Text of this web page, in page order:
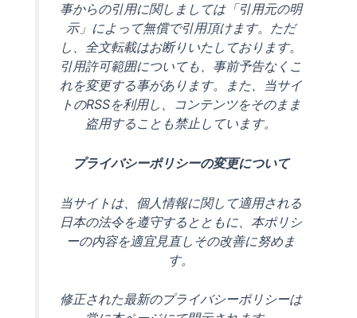
事からの引用に関しましては「引用元の明
示」によって無償で引用頂けます。ただ
し、全文転載はお断りいたしております。
引用許可範囲についても、事前予告なくこ
れを変更する事があります。また、当サイ
トのRSSを利用し、コンテンツをそのまま
盗用することも禁止しています。
プライバシーポリシーの変更について
当サイトは、個人情報に関して適用される
日本の法令を遵守するとともに、本ポリシ
ーの内容を適宜見直しその改善に努めま
す。
修正された最新のプライバシーポリシーは